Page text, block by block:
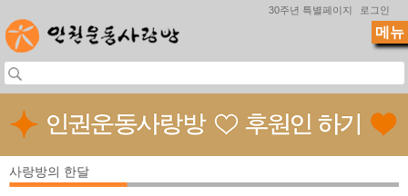
30주년 특별페이지 로그인
사랑방의 한달
메뉴